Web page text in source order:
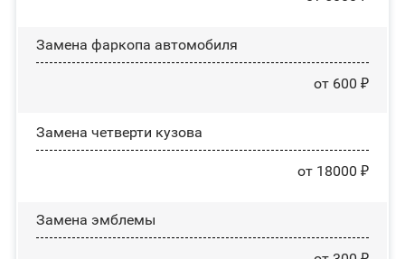
Замена фаркопа автомобиля
от 600 ₽
Замена четверти кузова
от 18000 ₽
Замена эмблемы